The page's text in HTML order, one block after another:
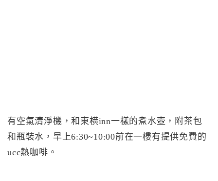
有空氣清淨機，和東橫inn一樣的煮水壺，附茶包
和瓶裝水，早上6:30~10:00前在一樓有提供免費的
ucc熱咖啡。